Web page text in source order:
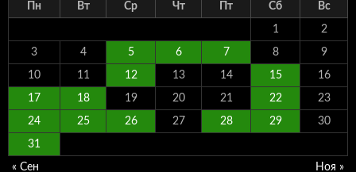
Пн Вт Ср Чт Пт Сб Вс
1 2
3 4 5 6 7 8 9
10 11 12 13 14 15 16
17 18 19 20 21 22 23
24 25 26 27 28 29 30
31
« Сен Ноя »